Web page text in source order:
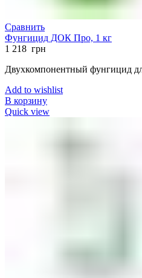
Сравнить
Фунгицид ДОК Про, 1 кг
1 218 грн
Двухкомпонентный фунгицид
Add to wishlist
В корзину
Quick view